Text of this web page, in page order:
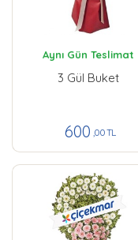
Aynı Gün Teslimat
3 Gül Buket
600 ,00 TL